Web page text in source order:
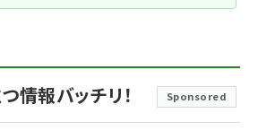
情報バッチリ！ Sponsored